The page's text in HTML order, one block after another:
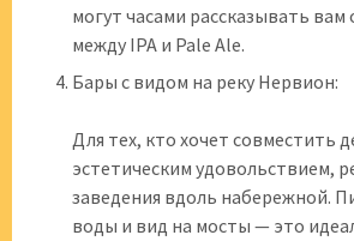
могут часами рассказывать вам
между IPA и Pale Ale.
Бары с видом на реку Нервион:
Для тех, кто хочет совместить
эстетическим удовольствием,
заведения вдоль набережной.
воды и вид на мосты — это